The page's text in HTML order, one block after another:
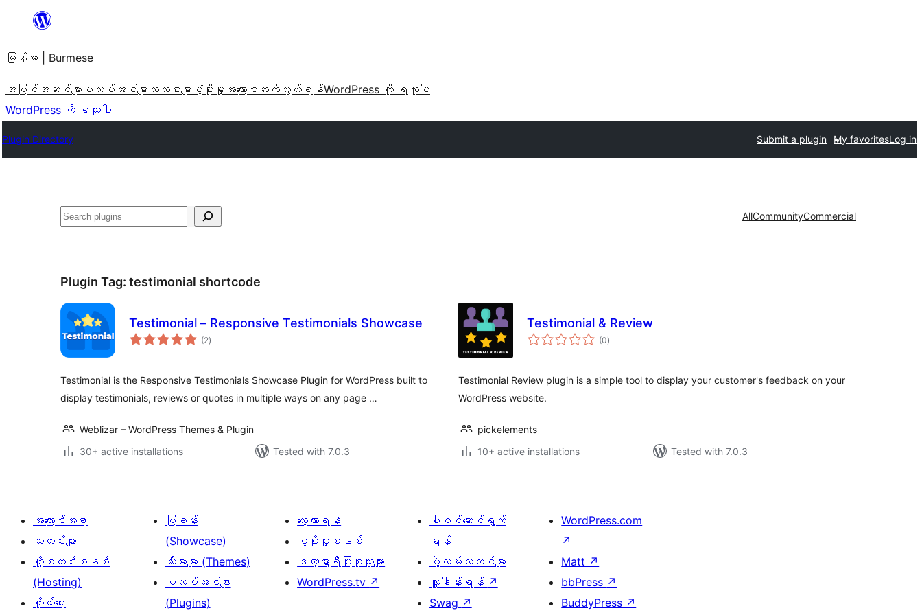
အကြောင်းအရာ
ကျော်သွား
ရန်
မြန်မာ | Burmese
အပြင်အဆင်များ ပလပ်အင်များ သတင်းများ ပံ့ပိုးမှု အကြောင်း ဆက်သွယ်ရန်WordPress ကို ရယူပါ
WordPress ကို ရယူပါ
Plugin Directory Submit a plugin My favoritesLog in
ရှာ
AllCommunityCommercial
Plugin Tag: testimonial shortcode
Testimonial – Responsive Testimonials Showcase
(2total
ratings
)
Testimonial is the Responsive Testimonials Showcase Plugin for WordPress built to
display testimonials, reviews or quotes in multiple ways on any page …
Weblizar – WordPress Themes & Plugin
30+ active installations
Tested with 7.0.3
Testimonial & Review
(0total
ratings
)
Testimonial Review plugin is a simple tool to display your customer's feedback on your
WordPress website.
pickelements
10+ active installations
Tested with 7.0.3
အကြောင်းအရာ
သတင်းများ
ဟို့စတင်းစနစ်
(Hosting)
ကိုယ်ရေး
ပြခန်း
(Showcase)
သီးမားများ (Themes)
ပလပ်အင်များ
(Plugins)
လေ့လာရန်
ပံ့ပိုးမှုစနစ်
ဒဏ္ဍာရီပြုစုသူများ
WordPress.tv ↗
ပါဝင်ဆောင်ရွက်
ရန်
ပွဲလမ်းသဘင်များ
လှူဒါန်းရန် ↗
Swag ↗
WordPress.com
↗
Matt ↗
bbPress ↗
BuddyPress ↗